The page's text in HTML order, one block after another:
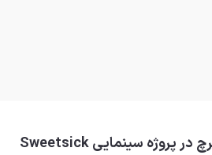
کیت بلانشت و آلیس برچ در پروژه سینمایی Sweetsick